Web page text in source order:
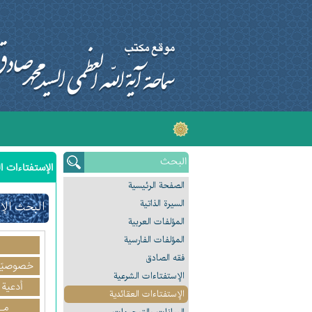
الصفحة الرئیسیة
السیرة الذاتیة
المؤلفات العربیة
المؤلفات الفارسیة
فقه الصادق
الإستفتاءات الشرعیة
الإستفتاءات العقائدیة
الإستفتاءات
البحث